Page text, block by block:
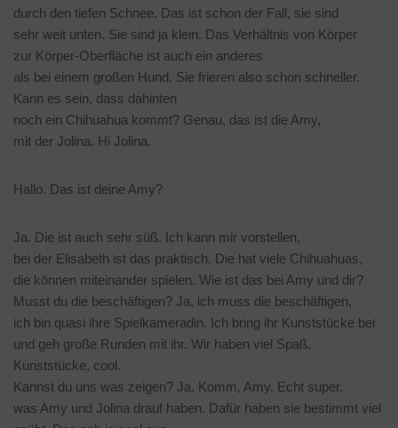
durch den tiefen Schnee. Das ist schon der Fall, sie sind
sehr weit unten. Sie sind ja klein. Das Verhältnis von Körper
zur Körper-Oberfläche ist auch ein anderes
als bei einem großen Hund. Sie frieren also schon schneller.
Kann es sein, dass dahinten
noch ein Chihuahua kommt? Genau, das ist die Amy,
mit der Jolina. Hi Jolina.
Hallo. Das ist deine Amy?
Ja. Die ist auch sehr süß. Ich kann mir vorstellen,
bei der Elisabeth ist das praktisch. Die hat viele Chihuahuas,
die können miteinander spielen. Wie ist das bei Amy und dir?
Musst du die beschäftigen? Ja, ich muss die beschäftigen,
ich bin quasi ihre Spielkameradin. Ich bring ihr Kunststücke bei
und geh große Runden mit ihr. Wir haben viel Spaß.
Kunststücke, cool.
Kannst du uns was zeigen? Ja. Komm, Amy. Echt super,
was Amy und Jolina drauf haben. Dafür haben sie bestimmt viel